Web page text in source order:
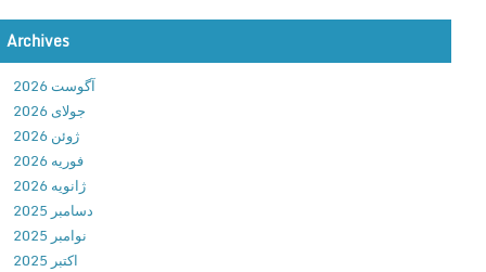
a
d
e
a
n
d
P
Archives
آگوست 2026
جولای 2026
ژوئن 2026
فوریه 2026
ژانویه 2026
دسامبر 2025
نوامبر 2025